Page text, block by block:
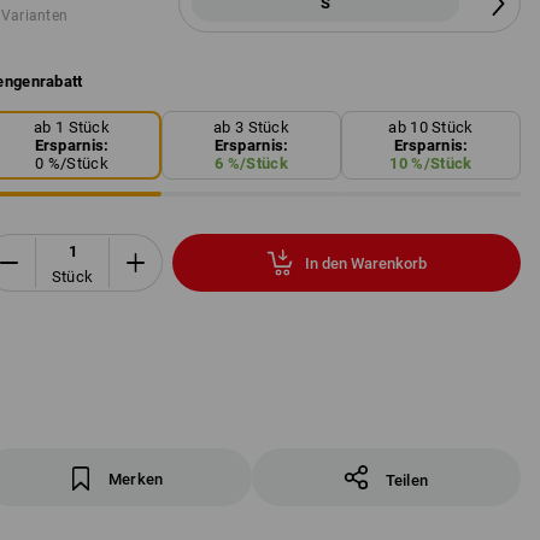
ab 1 Stück
Ersparnis:
0 %/Stück
ab 3 Stück
Ersparnis:
6 %/Stück
ab 10 Stück
Ersparnis:
10 %/Stück
Stück
In den Warenkorb
Merken Teilen